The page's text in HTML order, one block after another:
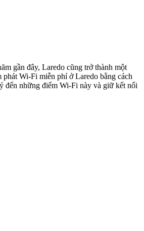
gần đây, Laredo cũng trở thành một
Wi-Fi miễn phí ở Laredo bằng cách
đến những điểm Wi-Fi này và giữ kết nối